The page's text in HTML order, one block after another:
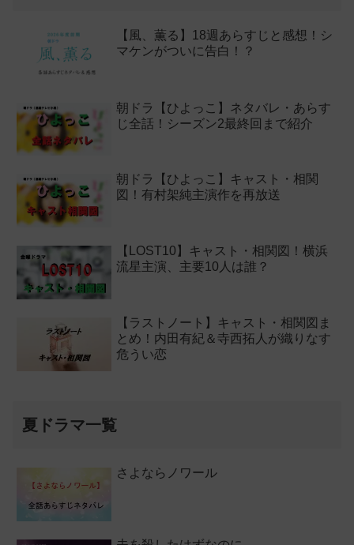
【風、薫る】18週あらすじと感想！シ
マケンがついに告白！？
朝ドラ【ひよっこ】ネタバレ・あらす
じ全話！シーズン2最終回まで紹介
朝ドラ【ひよっこ】キャスト・相関
図！有村架純主演作を再放送
【LOST10】キャスト・相関図！横浜
流星主演、主要10人は誰？
【ラストノート】キャスト・相関図ま
とめ！内田有紀＆寺西拓人が織りなす
危うい恋
夏ドラマ一覧
さよならノワール